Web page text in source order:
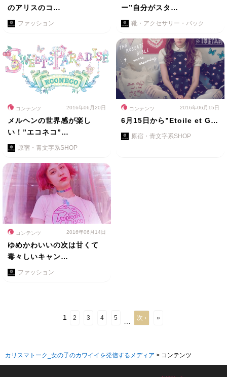
のアリスのコ…
ファッション
ー”自分がスタ…
靴・アクセサリー・バック
コンテンツ 2016年06月20日
メルヘンの世界感が楽し
い！”エコネコ”…
原宿・青文字系SHOP
コンテンツ 2016年06月15日
6月15日から”Etoile et G…
原宿・青文字系SHOP
コンテンツ 2016年06月14日
ゆめかわいいの次は甘くて
毒々しいキャン…
ファッション
1 2 3 4 5 次 › »
カリスマトーク_女の子のカワイイを発信するメディア > コンテンツ